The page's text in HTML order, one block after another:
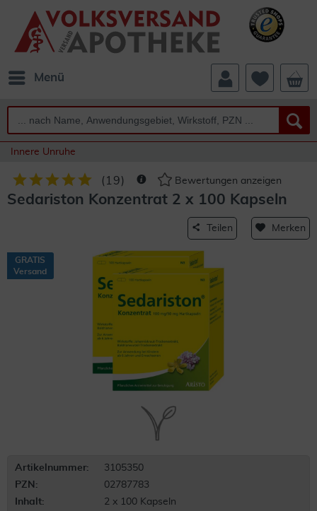
Menü
Innere Unruhe
( 19) Bewertungen anzeigen
Sedariston Konzentrat 2 x 100 Kapseln
Teilen Merken
GRATIS
Versand
Artikelnummer:
3105350
PZN:
02787783
Inhalt:
2 x 100 Kapseln